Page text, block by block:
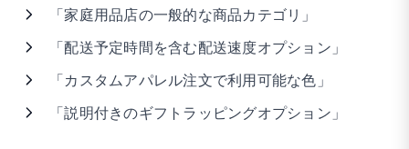
「家庭用品店の一般的な商品カテゴリ」
「配送予定時間を含む配送速度オプション」
「カスタムアパレル注文で利用可能な色」
「説明付きのギフトラッピングオプション」